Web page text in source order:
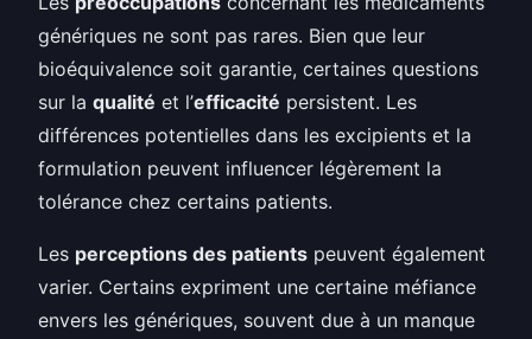
génériques ne sont pas rares. Bien que leur
bioéquivalence soit garantie, certaines questions
sur la qualité et l’efficacité persistent. Les
différences potentielles dans les excipients et la
formulation peuvent influencer légèrement la
tolérance chez certains patients.
Les perceptions des patients peuvent également
varier. Certains expriment une certaine méfiance
envers les génériques, souvent due à un manque